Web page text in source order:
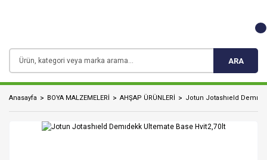
ARA
Anasayfa BOYA MALZEMELERİ AHŞAP ÜRÜNLERİ Jotun Jotashıeld